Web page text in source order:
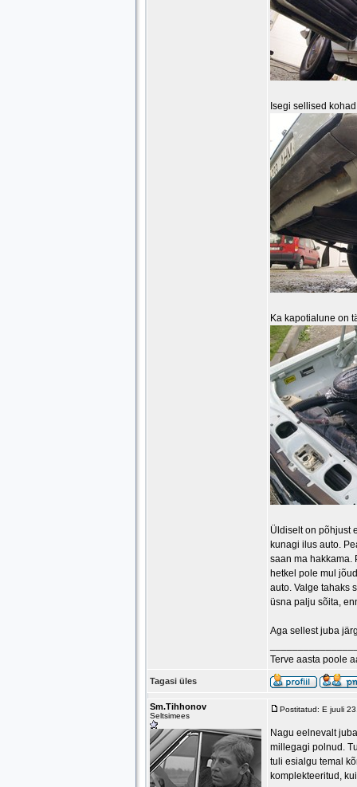
Isegi sellised
Ka kapotialune on
Üldiselt on põhjust
kunagi ilus auto.
saan ma hakkama.
hetkel pole mul
auto. Valge tahaks
üsna palju sõita,
Aga sellest juba
Terve aasta poole
Tagasi üles
Sm.Tihhonov
Seltsimees
Postitatud: E juuli
Nagu eelnevalt
millegagi polnud.
tuli esialgu temal
komplekteeritud,